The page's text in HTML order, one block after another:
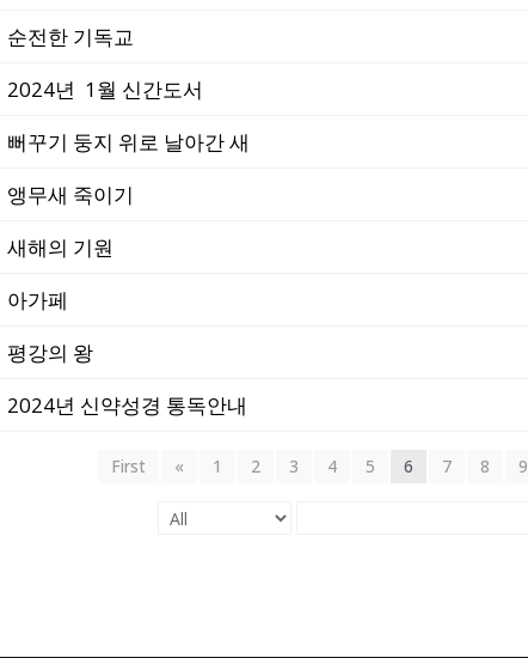
순전한 기독교
2024년 1월 신간도서
뻐꾸기 둥지 위로 날아간 새
앵무새 죽이기
새해의 기원
아가페
평강의 왕
2024년 신약성경 통독안내
First « 1 2 3 4 5 6 7 8 9